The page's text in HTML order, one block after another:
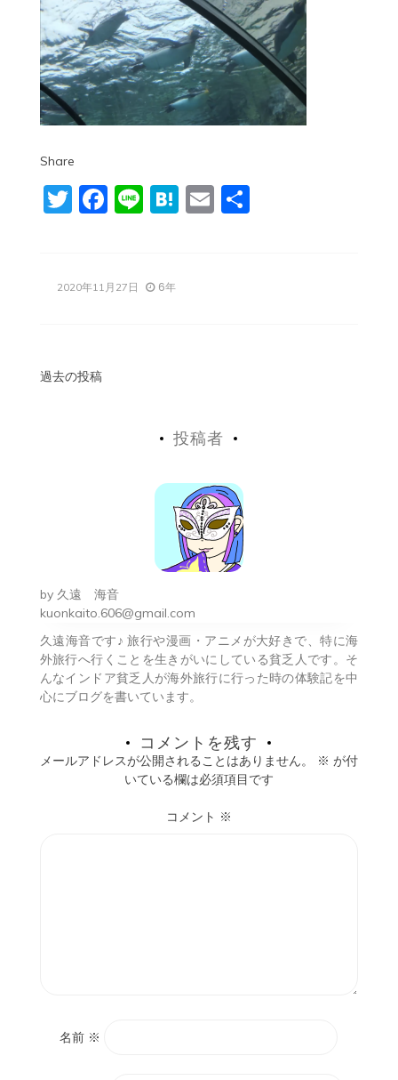
Share
Twitter
Facebook
LineHatena
Email
共
2020年11月27日 6年
投
シ
ョ
ン
過去の投稿
投稿者
by 久遠 海音
kuonkaito.606@gmail.com
久遠海音です♪ 旅行や漫画・アニメが大好きで、特に海
外旅行へ行くことを生きがいにしている貧乏人です。そ
んなインドア貧乏人が海外旅行に行った時の体験記を中
心にブログを書いています。
コメントを残す
メールアドレスが公開されることはありません。 ※ が付
いている欄は必須項目です
コメント ※
名前 ※